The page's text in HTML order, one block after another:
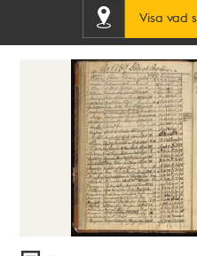
Visa vad